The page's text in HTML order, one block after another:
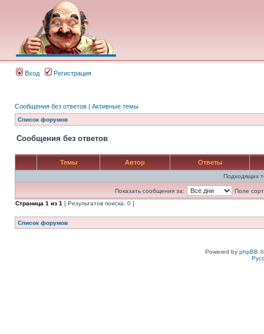
Вход Регистрация
Сообщения без ответов | Активные темы
Список форумов
Сообщения без ответов
Темы Автор Ответы
Подходящих
Показать сообщения за:
Поле
Страница 1 из 1 [ Результатов поиска: 0 ]
Список форумов
Powered by phpBB